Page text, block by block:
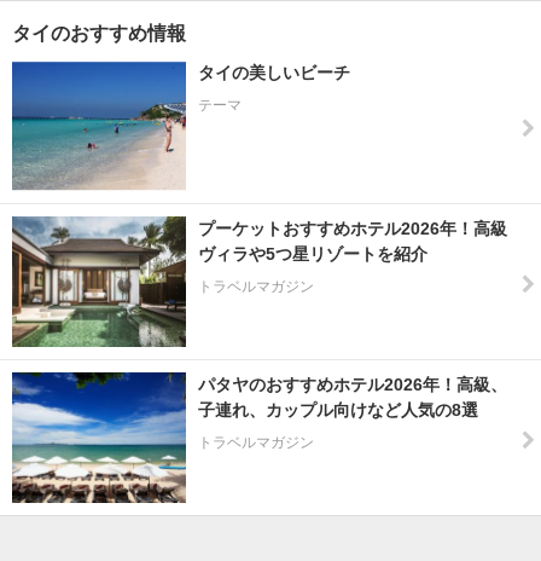
タイのおすすめ情報
タイの美しいビーチ
テーマ
プーケットおすすめホテル2026年！高級
ヴィラや5つ星リゾートを紹介
トラベルマガジン
パタヤのおすすめホテル2026年！高級、
子連れ、カップル向けなど人気の8選
トラベルマガジン